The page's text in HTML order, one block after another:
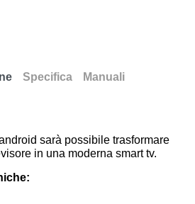
Specifica Manuali
sarà possibile trasformare
in una moderna smart tv.